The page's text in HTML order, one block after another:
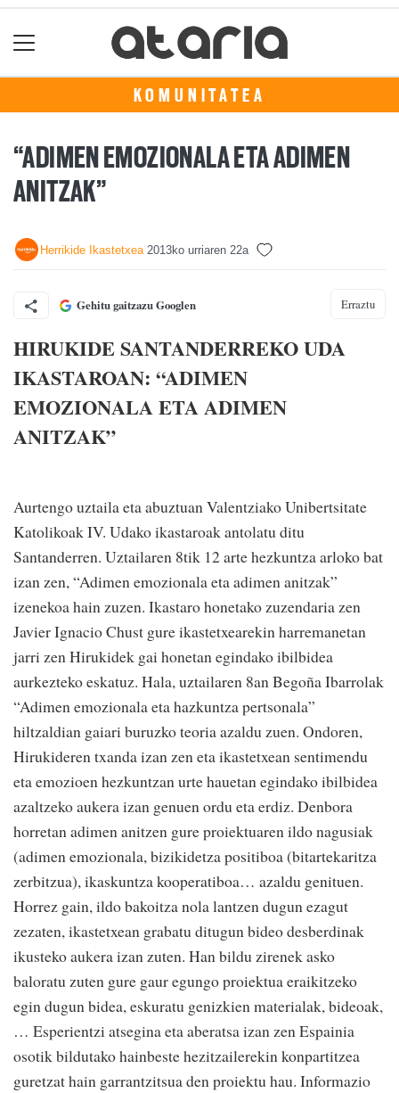
KOMUNITATEA
“ADIMEN EMOZIONALA ETA ADIMEN
ANITZAK”
Herrikide Ikastetxea 2013ko urriaren 22a
Gehitu gaitzazu Googlen Erraztu
HIRUKIDE SANTANDERREKO UDA
IKASTAROAN: “ADIMEN
EMOZIONALA ETA ADIMEN
ANITZAK”
Aurtengo uztaila eta abuztuan Valentziako Unibertsitate
Katolikoak IV. Udako ikastaroak antolatu ditu
Santanderren. Uztailaren 8tik 12 arte hezkuntza arloko bat
izan zen, “Adimen emozionala eta adimen anitzak”
izenekoa hain zuzen. Ikastaro honetako zuzendaria zen
Javier Ignacio Chust gure ikastetxearekin harremanetan
jarri zen Hirukidek gai honetan egindako ibilbidea
aurkezteko eskatuz. Hala, uztailaren 8an Begoña Ibarrolak
“Adimen emozionala eta hazkuntza pertsonala”
hiltzaldian gaiari buruzko teoria azaldu zuen. Ondoren,
Hirukideren txanda izan zen eta ikastetxean sentimendu
eta emozioen hezkuntzan urte hauetan egindako ibilbidea
azaltzeko aukera izan genuen ordu eta erdiz. Denbora
horretan adimen anitzen gure proiektuaren ildo nagusiak
(adimen emozionala, bizikidetza positiboa (bitartekaritza
zerbitzua), ikaskuntza kooperatiboa… azaldu genituen.
Horrez gain, ildo bakoitza nola lantzen dugun ezagut
zezaten, ikastetxean grabatu ditugun bideo desberdinak
ikusteko aukera izan zuten. Han bildu zirenek asko
baloratu zuten gure gaur egungo proiektua eraikitzeko
egin dugun bidea, eskuratu genizkien materialak, bideoak,
… Esperientzi atsegina eta aberatsa izan zen Espainia
osotik bildutako hainbeste hezitzailerekin konpartitzea
guretzat hain garrantzitsua den proiektu hau. Informazio